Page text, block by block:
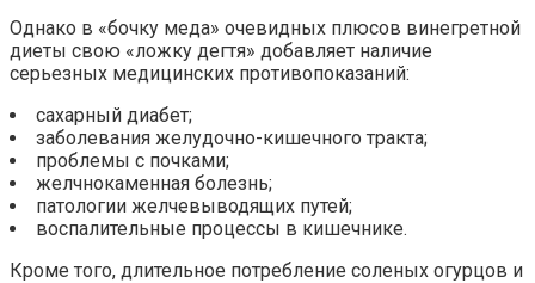
Однако в «бочку меда» очевидных плюсов винегретной
диеты свою «ложку дегтя» добавляет наличие
серьезных медицинских противопоказаний:
сахарный диабет;
заболевания желудочно-кишечного тракта;
проблемы с почками;
желчнокаменная болезнь;
патологии желчевыводящих путей;
воспалительные процессы в кишечнике.
Кроме того, длительное потребление соленых огурцов и